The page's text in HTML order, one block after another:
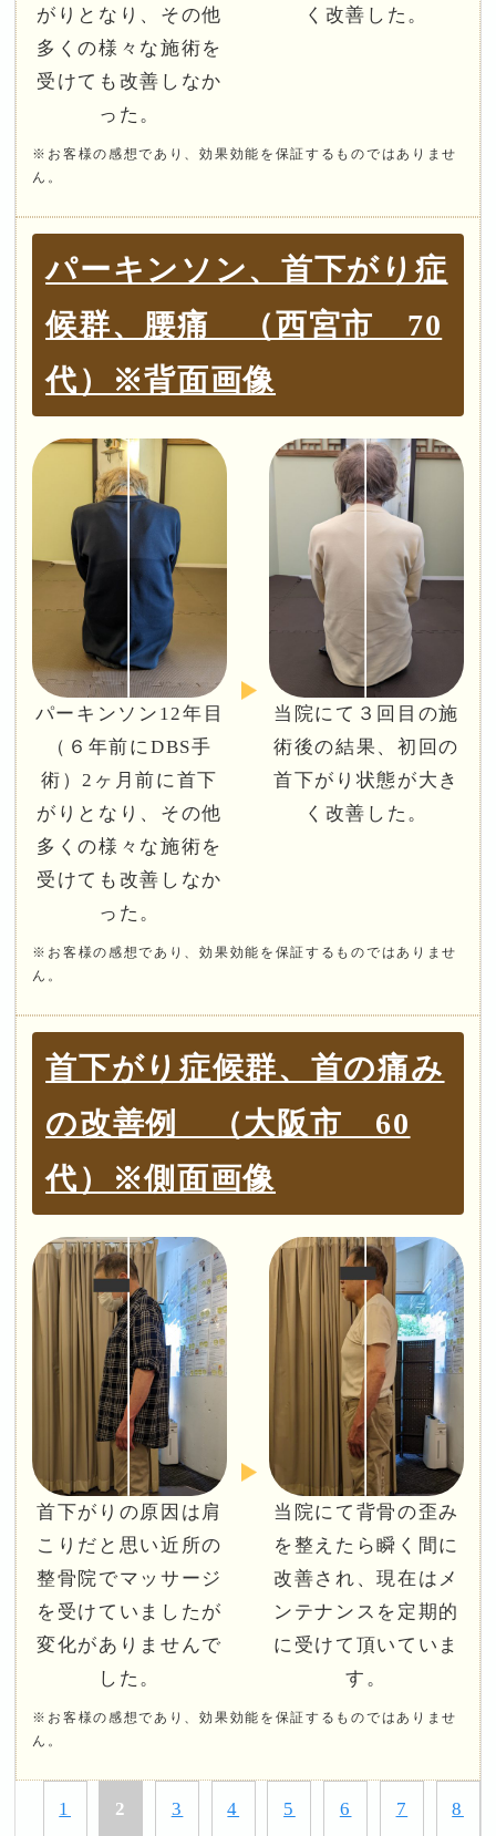
がりとなり、その他
多くの様々な施術を
受けても改善しなか
った。
く改善した。
※お客様の感想であり、効果効能を保証するものではありませ
ん。
パーキンソン、首下がり症
候群、腰痛 （西宮市 70
代）※背面画像
パーキンソン12年目
（６年前にDBS手
術）2ヶ月前に首下
がりとなり、その他
多くの様々な施術を
受けても改善しなか
った。
当院にて３回目の施
術後の結果、初回の
首下がり状態が大き
く改善した。
※お客様の感想であり、効果効能を保証するものではありませ
ん。
首下がり症候群、首の痛み
の改善例 （大阪市 60
代）※側面画像
首下がりの原因は肩
こりだと思い近所の
整骨院でマッサージ
を受けていましたが
変化がありませんで
した。
当院にて背骨の歪み
を整えたら瞬く間に
改善され、現在はメ
ンテナンスを定期的
に受けて頂いていま
す。
※お客様の感想であり、効果効能を保証するものではありませ
ん。
1 2 3 4 5 6 7 8